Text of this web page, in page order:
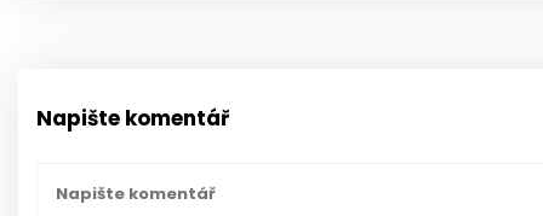
Napište komentář